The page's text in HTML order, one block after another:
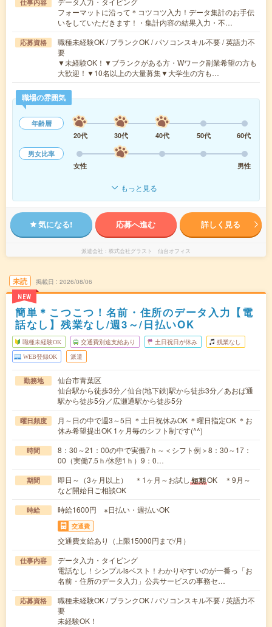
仕事内容
フォーマットに沿って＊コツコツ入力！データ集計のお手伝
いをしていただきます！・集計内容の結果入力・不…
応募資格
職種未経験OK / ブランクOK / パソコンスキル不要 / 英語力不
要
▼未経験OK！▼ブランクがある方・Wワーク副業希望の方も
大歓迎！▼10名以上の大量募集▼大学生の方も…
職場の雰囲気
年齢層
20代
30代 40代 50代
60代
男女比率
女性
男性
もっと見る
気になる! 応募へ進む 詳しく見る
派遣会社 株式会社グラスト 仙台オフィス
未読
NEW
掲載日 2026/08/06
簡単＊こつこつ！名前・住所のデータ入力【電
話なし】残業なし/週3～/日払いOK
職種未経験OK 交通費別途支給あり 土日祝日が休み 残業なし
WEB登録OK 派遣
勤務地
仙台市青葉区
仙台駅から徒歩3分／仙台(地下鉄)駅から徒歩3分／あおば通
駅から徒歩5分／広瀬通駅から徒歩5分
曜日頻度
月～日の中で週3～5日 ＊土日祝休みOK ＊曜日指定OK ＊お
休み希望提出OK 1ヶ月毎のシフト制です(^^)
時間
8：30～21：00の中で実働7ｈ～＜シフト例＞8：30～17：
00（実働7.5ｈ/休憩1ｈ）9：0…
期間 即日～（3ヶ月以上） ＊1ヶ月～お試し 短期OK ＊9月～
など開始日ご相談OK
時給 時給1600円 ※日払い・週払いOK
交通費
交通費支給あり（上限15000円まで/月）
仕事内容
データ入力・タイピング
電話なし！シンプルisベスト！わかりやすいのが一番っ「お
名前・住所のデータ入力」公共サービスの事務セ…
応募資格
職種未経験OK / ブランクOK / パソコンスキル不要 / 英語力不
要
未経験OK！